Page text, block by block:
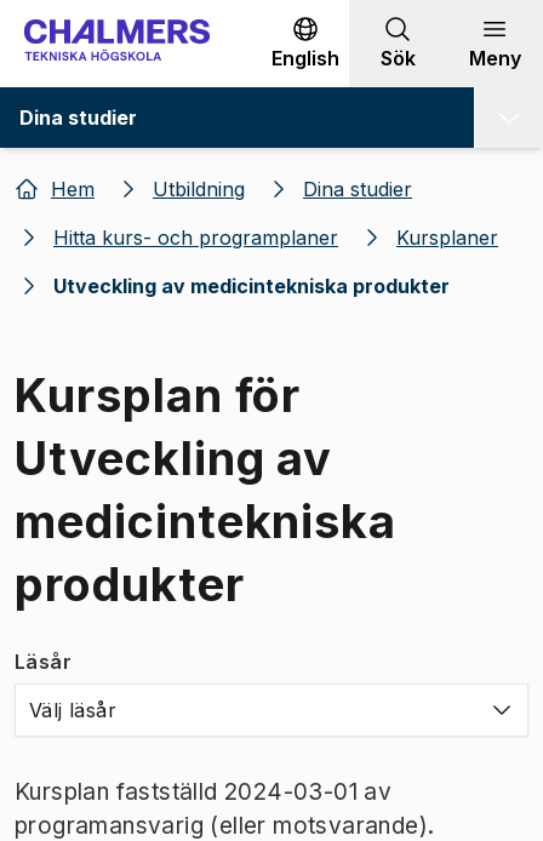
Gå till innehållet
English Sök Meny
Dina studier
Hem Utbildning
Dina studier
Hitta kurs- och programplaner
Kursplaner
Utveckling av medicintekniska produkter
Kursplan för
Utveckling av
medicintekniska
produkter
Läsår
Välj läsår
Kursplan fastställd 2024-03-01 av
programansvarig (eller motsvarande).